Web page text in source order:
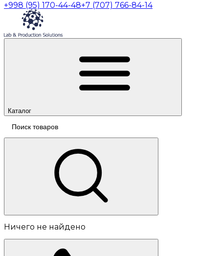
+998 (95) 170-44-48+7 (707) 766-84-14
Каталог
Ничего не найдено